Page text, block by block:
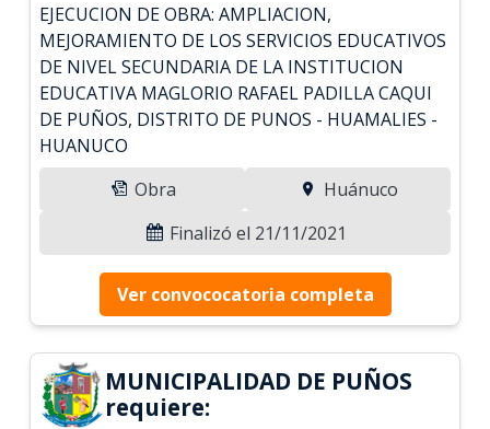
EJECUCION DE OBRA: AMPLIACION,
MEJORAMIENTO DE LOS SERVICIOS EDUCATIVOS
DE NIVEL SECUNDARIA DE LA INSTITUCION
EDUCATIVA MAGLORIO RAFAEL PADILLA CAQUI
DE PUÑOS, DISTRITO DE PUNOS - HUAMALIES -
HUANUCO
Obra
Huánuco
Finalizó el 21/11/2021
Ver convococatoria completa
MUNICIPALIDAD DE PUÑOS
requiere: